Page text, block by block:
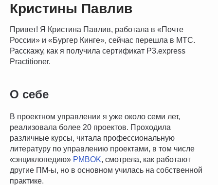
Кристины Павлив
Привет! Я Кристина Павлив, работала в «Почте
России» и «Бургер Кинге», сейчас перешла в МТС.
Расскажу, как я получила сертификат P3.express
Practitioner.
О себе
В проектном управлении я уже около семи лет,
реализовала более 20 проектов. Проходила
различные курсы, читала профессиональную
литературу по управлению проектами, в том числе
«энциклопедию» PMBOK, смотрела, как работают
другие ПМ-ы, но в основном училась на собственной
практике.